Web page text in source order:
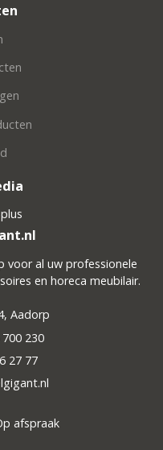
voor al uw professionele
en horeca meubilair.
Aadorp
230
27 77
afspraak